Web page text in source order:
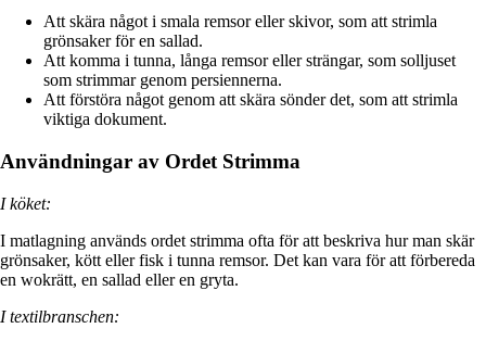
Att skära något i smala remsor eller skivor, som att strimla
grönsaker för en sallad.
Att komma i tunna, långa remsor eller strängar, som solljuset
som strimmar genom persiennerna.
Att förstöra något genom att skära sönder det, som att strimla
viktiga dokument.
Användningar av Ordet Strimma
I köket:
I matlagning används ordet strimma ofta för att beskriva hur man skär
grönsaker, kött eller fisk i tunna remsor. Det kan vara för att förbereda
en wokrätt, en sallad eller en gryta.
I textilbranschen: